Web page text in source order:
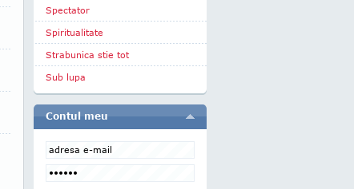
Spectator
Spiritualitate
Strabunica stie tot
Sub lupa
Contul meu